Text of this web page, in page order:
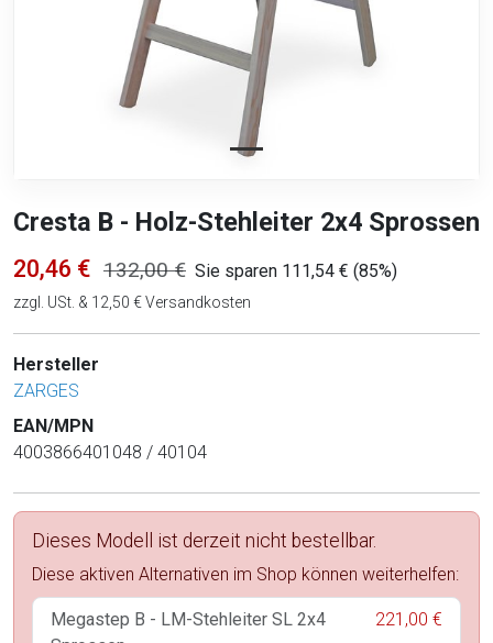
Cresta B - Holz-Stehleiter 2x4 Sprossen
20,46 € 132,00 € Sie sparen 111,54 € (85%)
zzgl. USt. & 12,50 € Versandkosten
Hersteller
ZARGES
EAN/MPN
4003866401048 / 40104
Dieses Modell ist derzeit nicht bestellbar.
Diese aktiven Alternativen im Shop können weiterhelfen:
Megastep B - LM-Stehleiter SL 2x4
221,00 €